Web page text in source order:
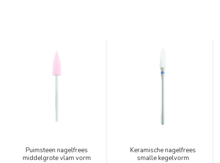
Puimsteen nagelfrees
middelgrote vlam vorm
Keramische nagelfrees
smalle kegelvorm